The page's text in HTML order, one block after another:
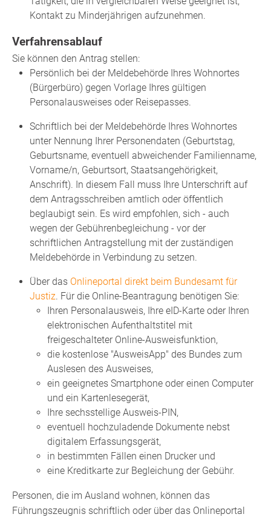
Kontakt zu Minderjährigen aufzunehmen.
Verfahrensablauf
Sie können den Antrag stellen:
Persönlich bei der Meldebehörde Ihres Wohnortes
(Bürgerbüro) gegen Vorlage Ihres gültigen
Personalausweises oder Reisepasses.
Schriftlich bei der Meldebehörde Ihres Wohnortes
unter Nennung Ihrer Personendaten (Geburtstag,
Geburtsname, eventuell abweichender Familienname,
Vorname/n, Geburtsort, Staatsangehörigkeit,
Anschrift). In diesem Fall muss Ihre Unterschrift auf
dem Antragsschreiben amtlich oder öffentlich
beglaubigt sein. Es wird empfohlen, sich - auch
wegen der Gebührenbegleichung - vor der
schriftlichen Antragstellung mit der zuständigen
Meldebehörde in Verbindung zu setzen.
Über das Onlineportal direkt beim Bundesamt für
Justiz. Für die Online-Beantragung benötigen Sie:
Ihren Personalausweis, Ihre eID-Karte oder Ihren
elektronischen Aufenthaltstitel mit
freigeschalteter Online-Ausweisfunktion,
die kostenlose "AusweisApp" des Bundes zum
Auslesen des Ausweises,
ein geeignetes Smartphone oder einen Computer
und ein Kartenlesegerät,
Ihre sechsstellige Ausweis-PIN,
eventuell hochzuladende Dokumente nebst
digitalem Erfassungsgerät,
in bestimmten Fällen einen Drucker und
eine Kreditkarte zur Begleichung der Gebühr.
Personen, die im Ausland wohnen, können das
Führungszeugnis schriftlich oder über das Onlineportal